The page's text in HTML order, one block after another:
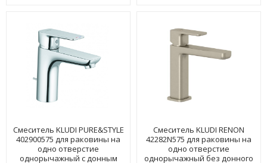
Смеситель KLUDI PURE&STYLE
402900575 для раковины на
одно отверстие
однорычажный с донным
Смеситель KLUDI RENON
42282N575 для раковины на
одно отверстие
однорычажный без донного